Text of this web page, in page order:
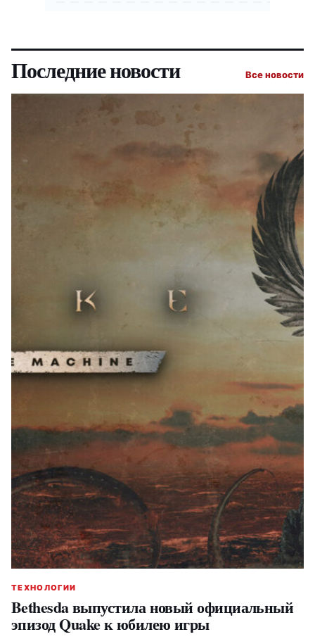
Последние новости Все новости
ТЕХНОЛОГИИ
Bethesda выпустила новый официальный
эпизод Quake к юбилею игры